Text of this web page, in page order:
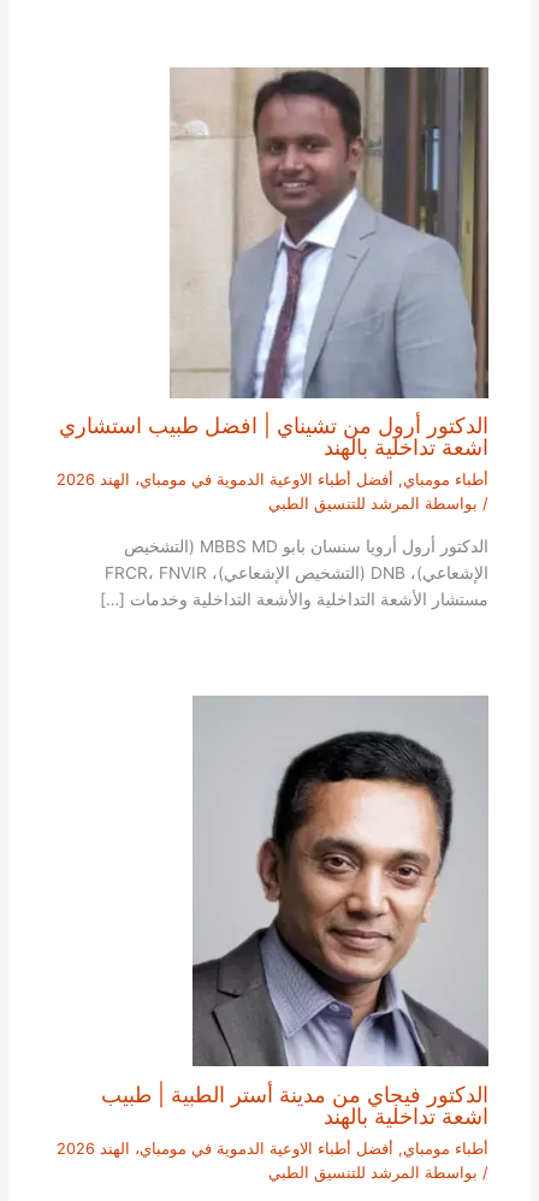
الدكتور أرول من تشيناي | افضل طبيب استشاري
اشعة تداخلية بالهند
أطباء مومباي, أفضل أطباء الاوعية الدموية في مومباي، الهند 2026
/ بواسطة المرشد للتنسيق الطبي
الدكتور أرول أرويا سنسان بابو MBBS MD (التشخيص
الإشعاعي)، DNB (التشخيص الإشعاعي)، FRCR، FNVIR
مستشار الأشعة التداخلية والأشعة التداخلية وخدمات […]
الدكتور فيجاي من مدينة أستر الطبية | طبيب
اشعة تداخلية بالهند
أطباء مومباي, أفضل أطباء الاوعية الدموية في مومباي، الهند 2026
/ بواسطة المرشد للتنسيق الطبي